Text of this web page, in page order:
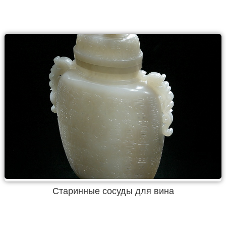
Старинные сосуды для вина